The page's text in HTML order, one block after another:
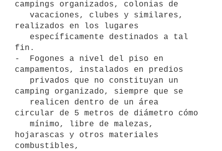
campings organizados, colonias de
realizados en los lugares
fin.
-  Fogones a nivel del piso en
campamentos, instalados en predios
camping organizado, siempre que se
circular de 5 metros de diámetro cómo
hojarascas y otros materiales
combustibles,